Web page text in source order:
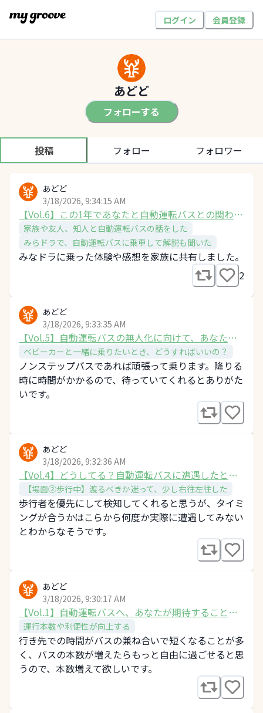
ログイン 会員登録
あどど
フォローする
投稿 フォロー フォロワー
あどど
3/18/2026, 9:34:15 AM
【Vol.6】この1年であなたと自動運転バスとの関わり
はどう変わった？
家族や友人、知人と自動運転バスの話をした
みらドラで、自動運転バスに乗車して解説も聞いた
みなドラに乗った体験や感想を家族に共有しました。
2
あどど
3/18/2026, 9:33:35 AM
【Vol.5】自動運転バスの無人化に向けて、あなたが
知りたいことは？
ベビーカーと一緒に乗りたいとき、どうすればいいの？
ノンステップバスであれば頑張って乗ります。降りる
時に時間がかかるので、待っていてくれるとありがた
いです。
あどど
3/18/2026, 9:32:36 AM
【Vol.4】どうしてる？自動運転バスに遭遇したと
き、あなたの行動は？
【場面②歩行中】渡るべきか迷って、少し右往左往した
歩行者を優先にして検知してくれると思うが、タイミ
ングが合うかはこらから何度か実際に遭遇してみない
とわからなそうです。
あどど
3/18/2026, 9:30:17 AM
【Vol.1】自動運転バスへ、あなたが期待することを
教えてください！
運行本数や利便性が向上する
行き先での時間がバスの兼ね合いで短くなることが多
く、バスの本数が増えたらもっと自由に過ごせると思
うので、本数増えて欲しいです。